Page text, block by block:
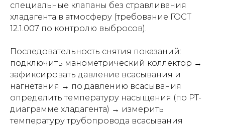
специальные клапаны без стравливания
хладагента в атмосферу (требование ГОСТ
12.1.007 по контролю выбросов).
Последовательность снятия показаний:
подключить манометрический коллектор →
зафиксировать давление всасывания и
нагнетания → по давлению всасывания
определить температуру насыщения (по PT-
диаграмме хладагента) → измерить
температуру трубопровода всасывания